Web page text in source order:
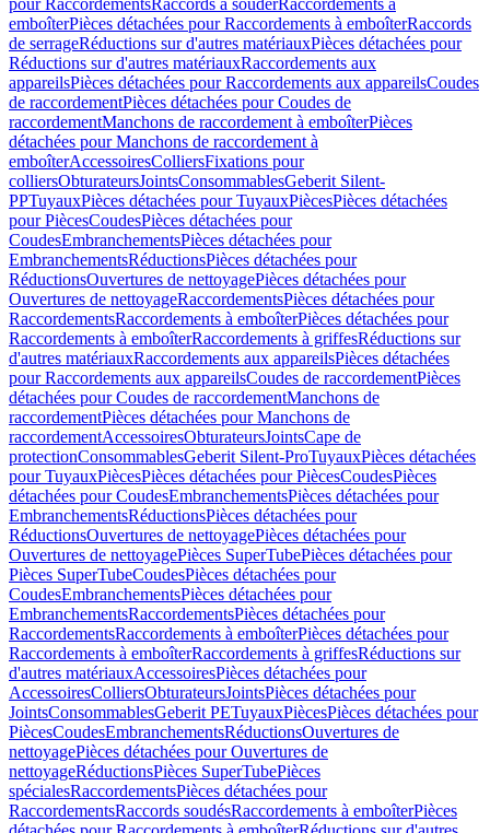
pour RaccordementsRaccords à souderRaccordements à
emboîterPièces détachées pour Raccordements à emboîterRaccords
de serrageRéductions sur d'autres matériauxPièces détachées pour
Réductions sur d'autres matériauxRaccordements aux
appareilsPièces détachées pour Raccordements aux appareilsCoudes
de raccordementPièces détachées pour Coudes de
raccordementManchons de raccordement à emboîterPièces
détachées pour Manchons de raccordement à
emboîterAccessoiresColliersFixations pour
colliersObturateursJointsConsommablesGeberit Silent-
PPTuyauxPièces détachées pour TuyauxPiècesPièces détachées
pour PiècesCoudesPièces détachées pour
CoudesEmbranchementsPièces détachées pour
EmbranchementsRéductionsPièces détachées pour
RéductionsOuvertures de nettoyagePièces détachées pour
Ouvertures de nettoyageRaccordementsPièces détachées pour
RaccordementsRaccordements à emboîterPièces détachées pour
Raccordements à emboîterRaccordements à griffesRéductions sur
d'autres matériauxRaccordements aux appareilsPièces détachées
pour Raccordements aux appareilsCoudes de raccordementPièces
détachées pour Coudes de raccordementManchons de
raccordementPièces détachées pour Manchons de
raccordementAccessoiresObturateursJointsCape de
protectionConsommablesGeberit Silent-ProTuyauxPièces détachées
pour TuyauxPiècesPièces détachées pour PiècesCoudesPièces
détachées pour CoudesEmbranchementsPièces détachées pour
EmbranchementsRéductionsPièces détachées pour
RéductionsOuvertures de nettoyagePièces détachées pour
Ouvertures de nettoyagePièces SuperTubePièces détachées pour
Pièces SuperTubeCoudesPièces détachées pour
CoudesEmbranchementsPièces détachées pour
EmbranchementsRaccordementsPièces détachées pour
RaccordementsRaccordements à emboîterPièces détachées pour
Raccordements à emboîterRaccordements à griffesRéductions sur
d'autres matériauxAccessoiresPièces détachées pour
AccessoiresColliersObturateursJointsPièces détachées pour
JointsConsommablesGeberit PETuyauxPiècesPièces détachées pour
PiècesCoudesEmbranchementsRéductionsOuvertures de
nettoyagePièces détachées pour Ouvertures de
nettoyageRéductionsPièces SuperTubePièces
spécialesRaccordementsPièces détachées pour
RaccordementsRaccords soudésRaccordements à emboîterPièces